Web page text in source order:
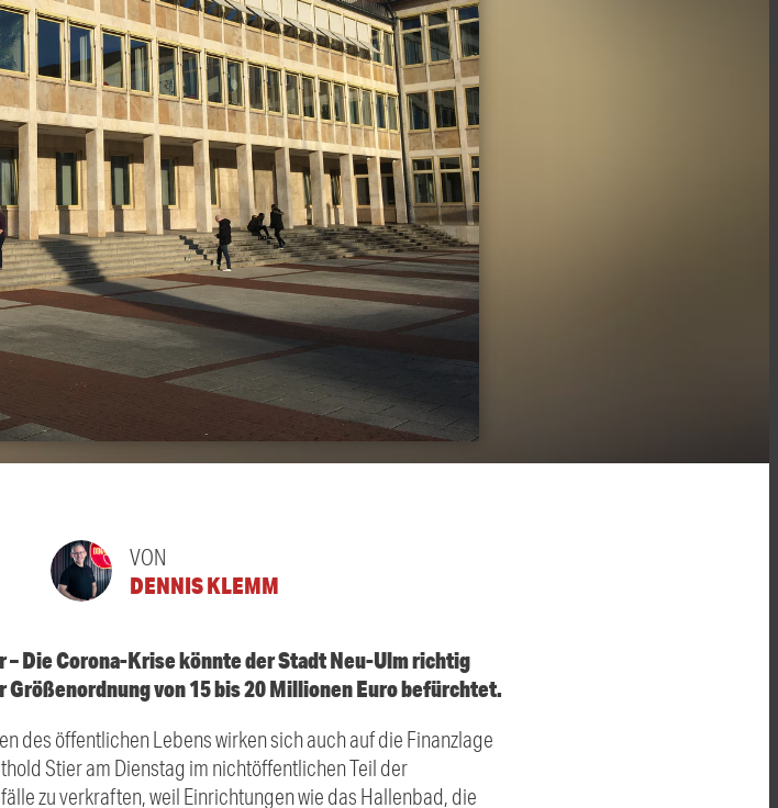
VON
DENNIS KLEMM
Die Corona-Krise könnte der Stadt Neu-Ulm richtig
von 15 bis 20 Millionen Euro befürchtet.
des öffentlichen Lebens wirken sich auch auf die Finanzlage
Stier am Dienstag im nichtöffentlichen Teil der
zu verkraften, weil Einrichtungen wie das Hallenbad, die